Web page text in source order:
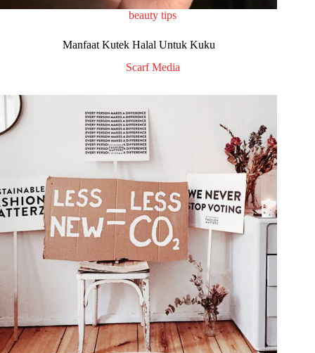
beauty tips
Manfaat Kutek Halal Untuk Kuku
Scarf Media